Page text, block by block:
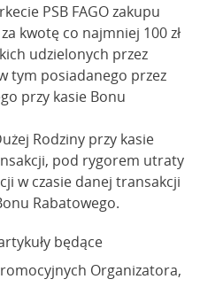
PSB FAGO zakupu
kwotę co najmniej 100 zł
udzielonych przez
tym posiadanego przez
przy kasie Bonu
Rodziny przy kasie
pod rygorem utraty
w czasie danej transakcji
Rabatowego.
będące
Organizatora,